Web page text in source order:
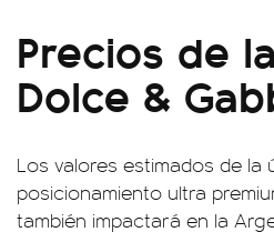
Precios de
Dolce &
Los valores estimados de la
posicionamiento ultra
también impactará en la